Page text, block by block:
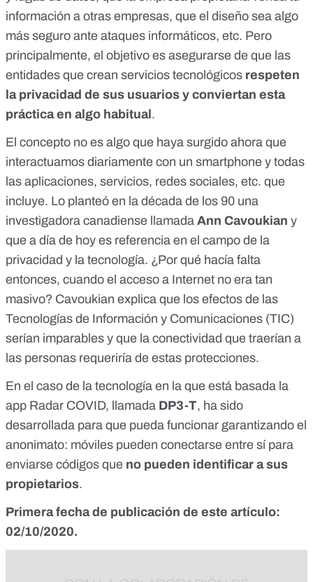
información a otras empresas, que el diseño sea algo
más seguro ante ataques informáticos, etc. Pero
principalmente, el objetivo es asegurarse de que las
entidades que crean servicios tecnológicos respeten
la privacidad de sus usuarios y conviertan esta
práctica en algo habitual .
El concepto no es algo que haya surgido ahora que
interactuamos diariamente con un smartphone y todas
las aplicaciones, servicios, redes sociales, etc. que
incluye. Lo planteó en la década de los 90 una
investigadora canadiense llamada Ann Cavoukian y
que a día de hoy es referencia en el campo de la
privacidad y la tecnología. ¿Por qué hacía falta
entonces, cuando el acceso a Internet no era tan
masivo? Cavoukian explica que los efectos de las
Tecnologías de Información y Comunicaciones (TIC)
serían imparables y que la conectividad que traerían a
las personas requeriría de estas protecciones.
En el caso de la tecnología en la que está basada la
app Radar COVID, llamada DP3-T, ha sido
desarrollada para que pueda funcionar garantizando el
anonimato: móviles pueden conectarse entre sí para
enviarse códigos que no pueden identificar a sus
propietarios.
Primera fecha de publicación de este artículo:
02/10/2020.